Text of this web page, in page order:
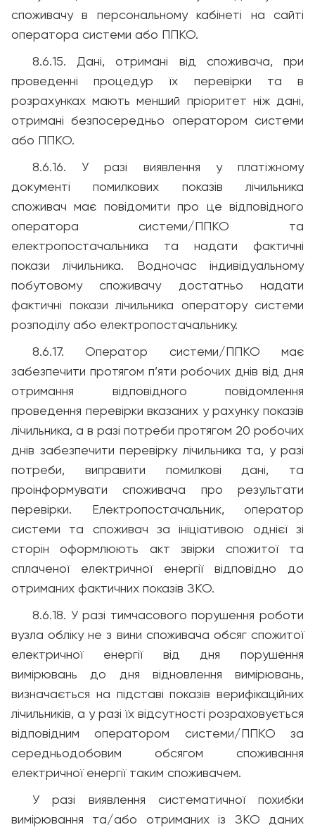
споживачу в персональному кабінеті на сайті
оператора системи або ППКО.
8.6.15. Дані, отримані від споживача, при
проведенні процедур їх перевірки та в
розрахунках мають менший пріоритет ніж дані,
отримані безпосередньо оператором системи
або ППКО.
8.6.16. У разі виявлення у платіжному
документі помилкових показів лічильника
споживач має повідомити про це відповідного
оператора системи/ППКО та
електропостачальника та надати фактичні
покази лічильника. Водночас індивідуальному
побутовому споживачу достатньо надати
фактичні покази лічильника оператору системи
розподілу або електропостачальнику.
8.6.17. Оператор системи/ППКО має
забезпечити протягом п’яти робочих днів від дня
отримання відповідного повідомлення
проведення перевірки вказаних у рахунку показів
лічильника, а в разі потреби протягом 20 робочих
днів забезпечити перевірку лічильника та, у разі
потреби, виправити помилкові дані, та
проінформувати споживача про результати
перевірки. Електропостачальник, оператор
системи та споживач за ініціативою однієї зі
сторін оформлюють акт звірки спожитої та
сплаченої електричної енергії відповідно до
отриманих фактичних показів ЗКО.
8.6.18. У разі тимчасового порушення роботи
вузла обліку не з вини споживача обсяг спожитої
електричної енергії від дня порушення
вимірювань до дня відновлення вимірювань,
визначається на підставі показів верифікаційних
лічильників, а у разі їх відсутності розраховується
відповідним оператором системи/ППКО за
середньодобовим обсягом споживання
електричної енергії таким споживачем.
У разі виявлення систематичної похибки
вимірювання та/або отриманих із ЗКО даних